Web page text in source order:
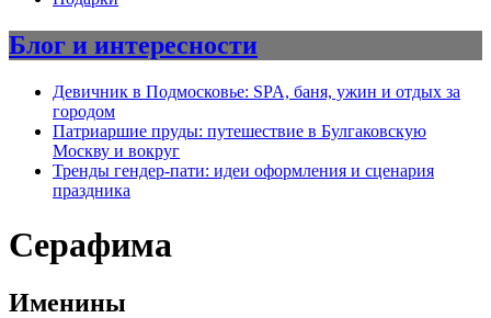
Блог и интересности
Девичник в Подмосковье: SPA, баня, ужин и отдых за
городом
Патриаршие пруды: путешествие в Булгаковскую
Москву и вокруг
Тренды гендер-пати: идеи оформления и сценария
праздника
Серафима
Именины